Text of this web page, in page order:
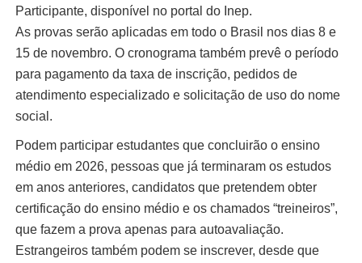
Participante, disponível no portal do Inep.
As provas serão aplicadas em todo o Brasil nos dias 8 e
15 de novembro. O cronograma também prevê o período
para pagamento da taxa de inscrição, pedidos de
atendimento especializado e solicitação de uso do nome
social.
Podem participar estudantes que concluirão o ensino
médio em 2026, pessoas que já terminaram os estudos
em anos anteriores, candidatos que pretendem obter
certificação do ensino médio e os chamados “treineiros”,
que fazem a prova apenas para autoavaliação.
Estrangeiros também podem se inscrever, desde que